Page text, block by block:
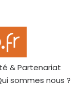
& Partenariat
sommes nous ?